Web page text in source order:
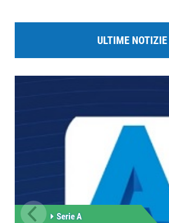
ULTIME NOTIZIE
Serie A